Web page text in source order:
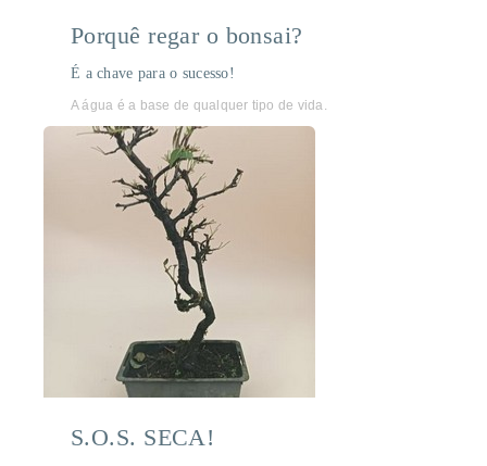
Porquê regar o bonsai?
É a chave para o sucesso!
A água é a base de qualquer tipo de vida.
S.O.S. SECA!